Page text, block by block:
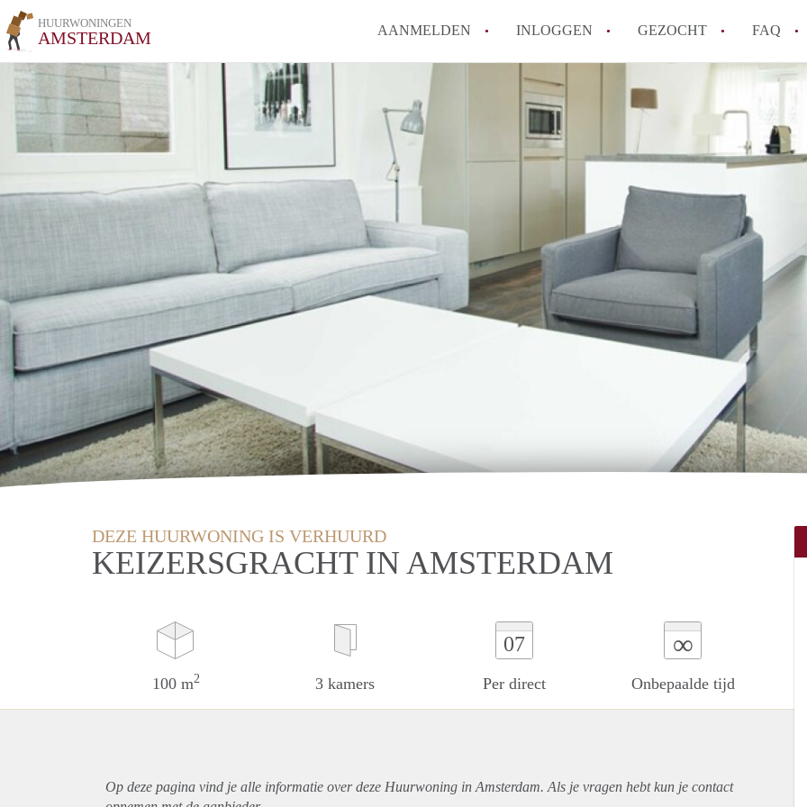
HUURWONINGEN
AMSTERDAM AANMELDEN INLOGGEN GEZOCHT FAQ
Hoe voorkom ik oplichting bij het huren
Wat is het verschil tussen sociale huur
Heb ik recht op huurtoeslag in Amsterdam?
Hoe vind ik snel een huurwoning in
Wat is een normale huurprijs voor een
Alle veelgestelde vragen
DEZE HUURWONING IS VERHUURD
KEIZERSGRACHT IN AMSTERDAM
100 m2 3 kamers
07
Per direct
∞
Onbepaalde tijd
Op deze pagina vind je alle informatie over deze Huurwoning in Amsterdam. Als je vragen hebt kun je contact